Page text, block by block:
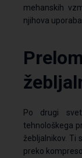
mehanskih
njihova
Po drugi
tehnološkega
žebljalnikov. Ti
preko